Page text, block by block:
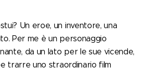
Un eroe, un inventore, una
Per me è un personaggio
da un lato per le sue vicende,
trarre uno straordinario film